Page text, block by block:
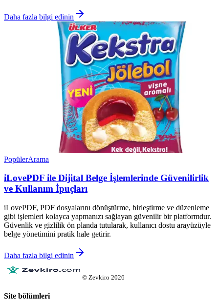
Daha fazla bilgi edinin
PopülerArama
iLovePDF ile Dijital Belge İşlemlerinde Güvenilirlik
ve Kullanım İpuçları
iLovePDF, PDF dosyalarını dönüştürme, birleştirme ve düzenleme
gibi işlemleri kolayca yapmanızı sağlayan güvenilir bir platformdur.
Güvenlik ve gizlilik ön planda tutularak, kullanıcı dostu arayüzüyle
belge yönetimini pratik hale getirir.
Daha fazla bilgi edinin
© Zevkiro 2026
Site bölümleri